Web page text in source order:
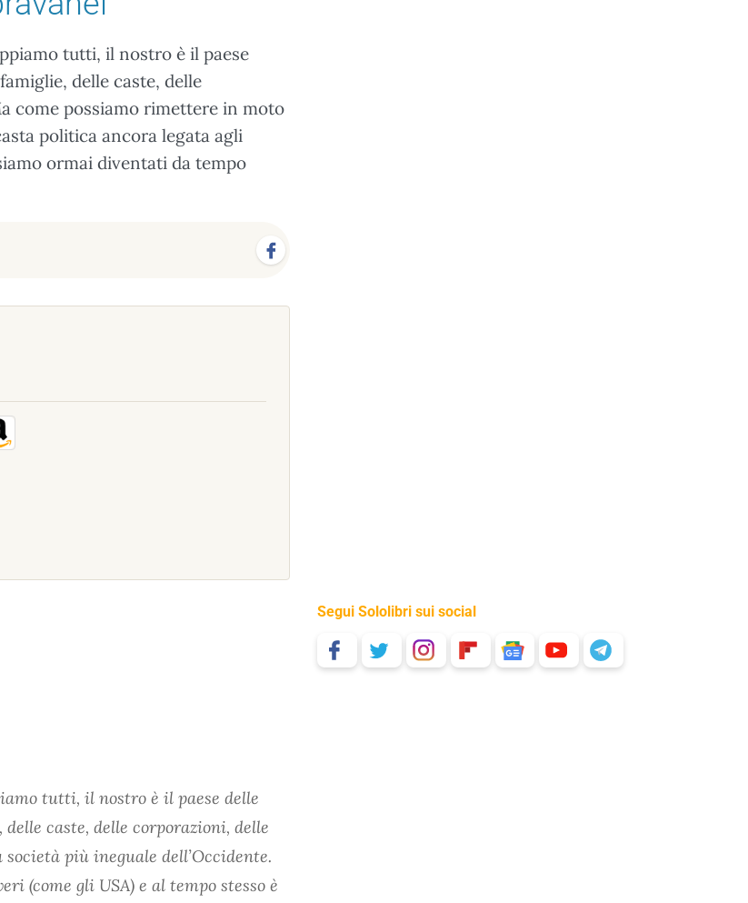
tutti, il nostro è il paese
delle caste, delle
come possiamo rimettere in moto
politica ancora legata agli
ormai diventati da tempo
tutti, il nostro è il paese delle
caste, delle corporazioni, delle
più ineguale dell’Occidente.
(come gli USA) e al tempo stesso è
Segui Sololibri sui social